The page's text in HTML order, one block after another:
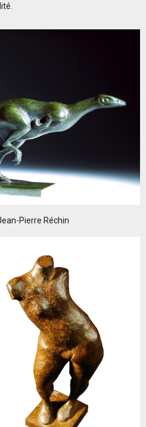
Pierre Réchin